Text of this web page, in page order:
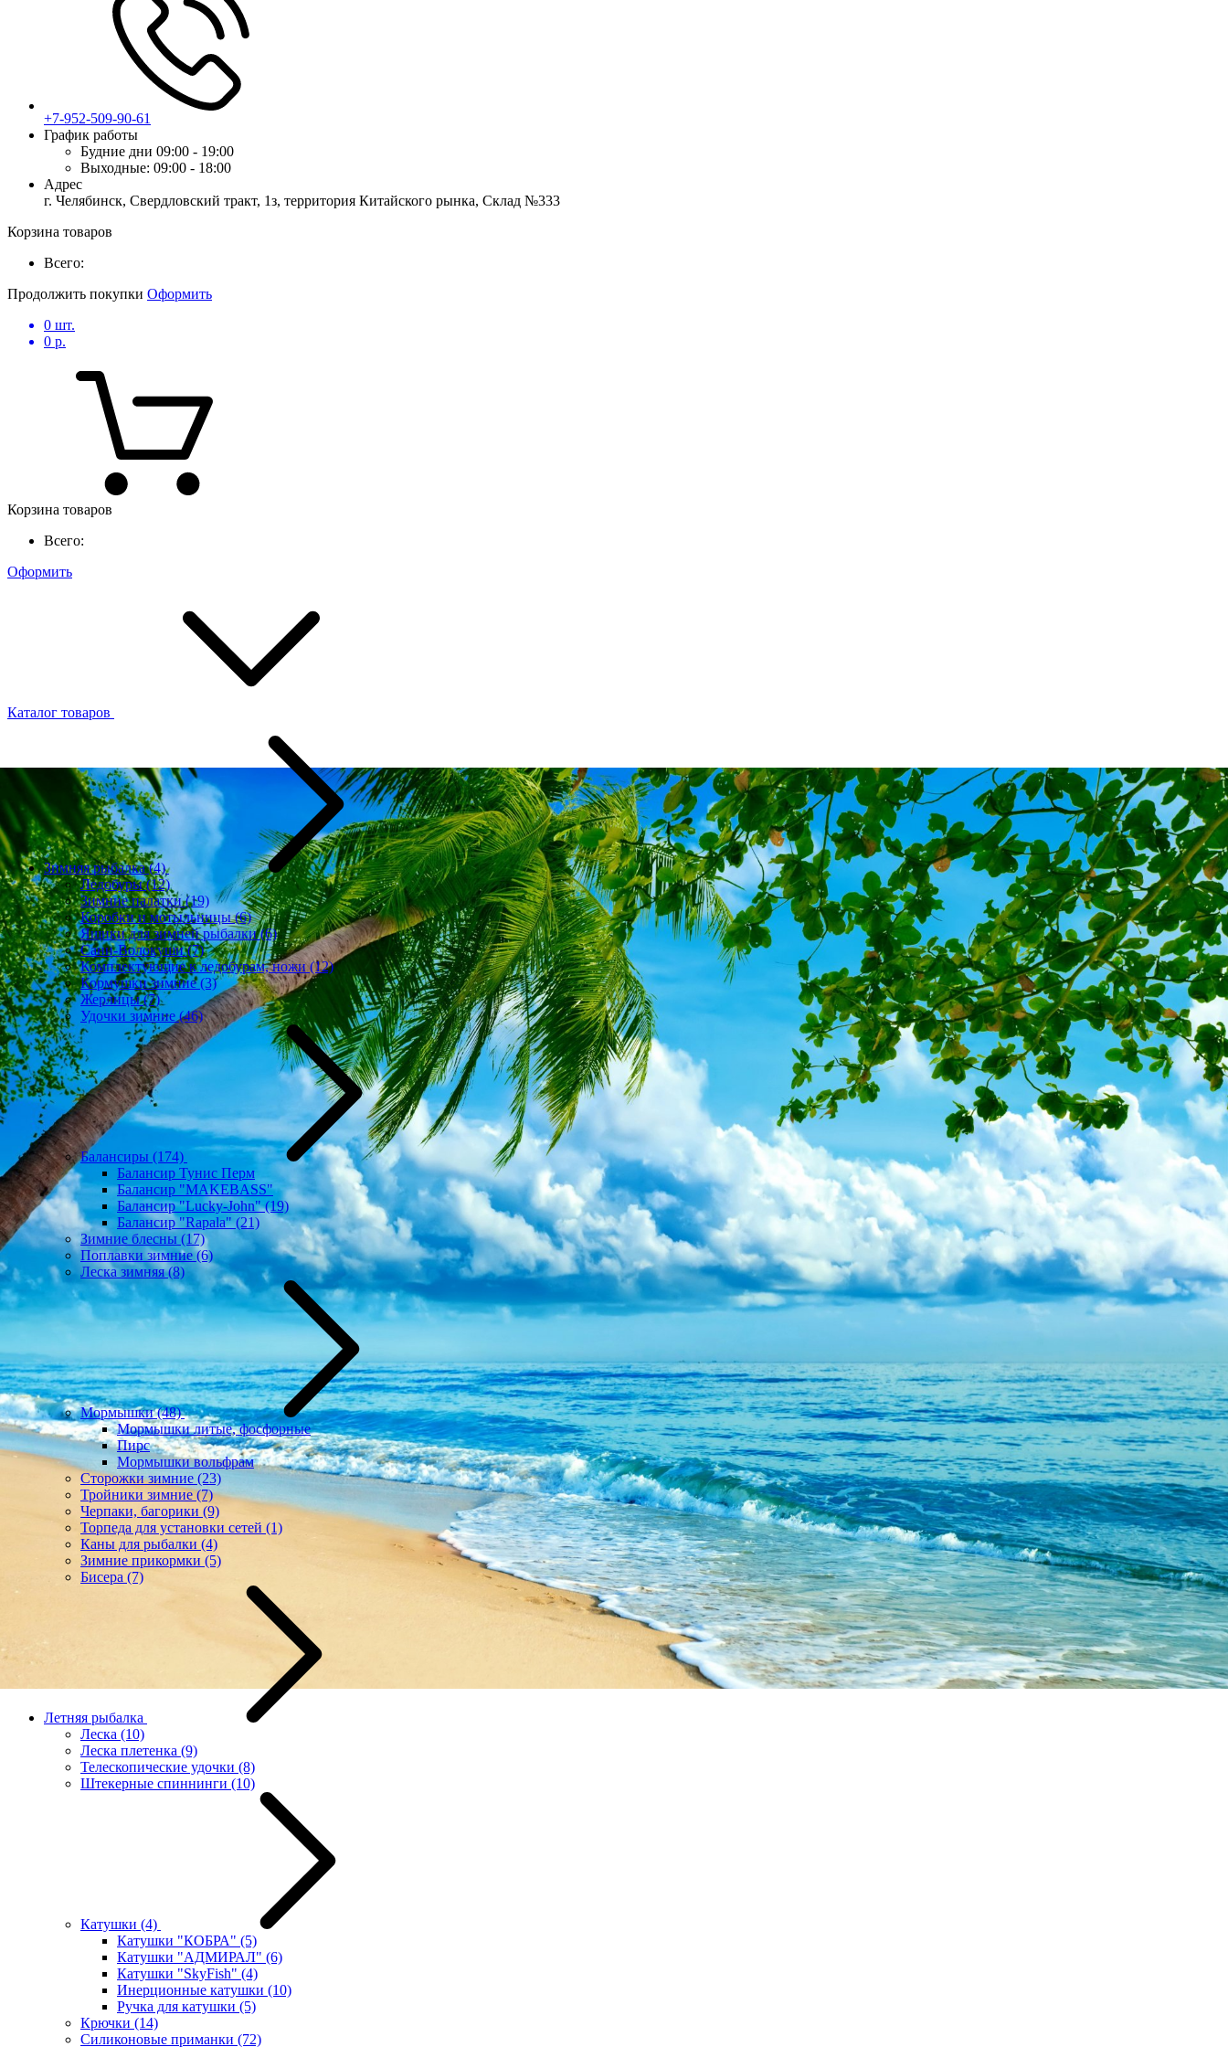
+7-952-509-90-61
График работы
Будние дни 09:00 - 19:00
Выходные: 09:00 - 18:00
Адрес
г. Челябинск, Свердловский тракт, 1з, территория Китайского рынка, Склад №333
Корзина товаров
Всего:
Продолжить покупки Оформить
0 шт.
0 р.
Корзина товаров
Всего:
Оформить
Каталог товаров
Зимняя рыбалка(4)
Ледобуры(12)
Зимние палатки(19)
Коробки и мотыльницы(6)
Ящики для зимней рыбалки(6)
Сани-Волокуши(7)
Комплектующие к ледобурам, ножи(12)
Кормушки зимние(3)
Жерлицы(7)
Удочки зимние(46)
Балансиры (174)
Балансир Тунис Перм
Балансир "MAKEBASS"
Балансир "Lucky-John"(19)
Балансир "Rapala"(21)
Зимние блесны (17)
Поплавки зимние(6)
Леска зимняя(8)
Мормышки(48)
Мормышки литые, фосфорные
Пирс
Мормышки вольфрам
Сторожки зимние (23)
Тройники зимние(7)
Черпаки, багорики (9)
Торпеда для установки сетей (1)
Каны для рыбалки (4)
Зимние прикормки (5)
Бисера (7)
Летняя рыбалка
Леска (10)
Леска плетенка (9)
Телескопические удочки (8)
Штекерные спиннинги (10)
Катушки (4)
Катушки "КОБРА" (5)
Катушки "АДМИРАЛ" (6)
Катушки "SkyFish" (4)
Инерционные катушки (10)
Ручка для катушки (5)
Крючки (14)
Силиконовые приманки (72)